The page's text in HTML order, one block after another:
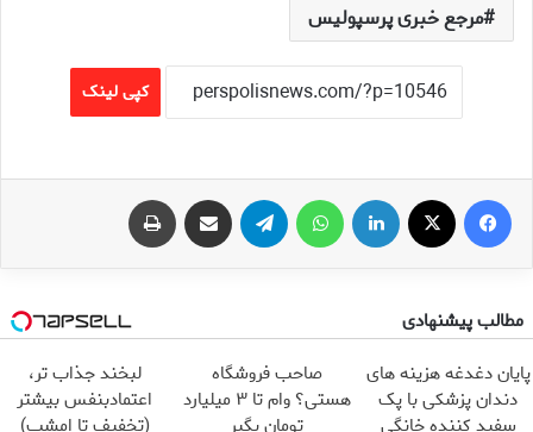
مرجع خبری پرسپولیس
کپی لینک
فیس بوک لینکدین تلگرام اشتراک گذاری از طریق ایمیل
مطالب پیشنهادی
پایان دغدغه هزینه های
دندان پزشکی با پک
سفید کننده خانگی
صاحب فروشگاه
هستی؟ وام تا ۳ میلیارد
تومان بگیر
لبخند جذاب تر،
اعتمادبنفس بیشتر
(تخفیف تا امشب)